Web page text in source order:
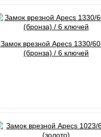
Замок врезной Apecs 1330/
(бронза) / 6 ключей